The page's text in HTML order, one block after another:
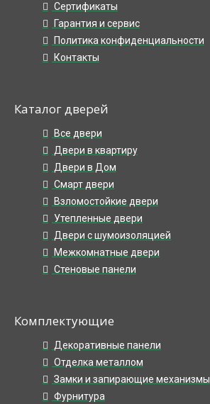
Сертификаты
Гарантия и сервис
Политика конфиденциальности
Контакты
Каталог дверей
Все двери
Двери в квартиру
Двери в Дом
Смарт двери
Взломостойкие двери
Утепленные двери
Двери с шумоизоляцией
Межкомнатные двери
Стеновые панели
Комплектующие
Декоративные панели
Отделка металлом
Замки и запирающие механизмы
Фурнитура